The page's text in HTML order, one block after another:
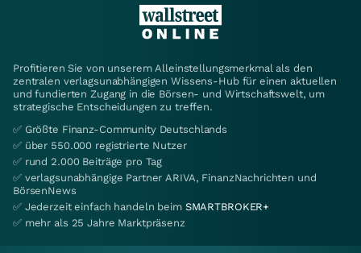
Profitieren Sie von unserem Alleinstellungsmerkmal als den
zentralen verlagsunabhängigen Wissens-Hub für einen aktuellen
und fundierten Zugang in die Börsen- und Wirtschaftswelt, um
strategische Entscheidungen zu treffen.
✅ Größte Finanz-Community Deutschlands
✅ über 550.000 registrierte Nutzer
✅ rund 2.000 Beiträge pro Tag
✅ verlagsunabhängige Partner ARIVA, FinanzNachrichten und
BörsenNews
✅ Jederzeit einfach handeln beim SMARTBROKER+
✅ mehr als 25 Jahre Marktpräsenz